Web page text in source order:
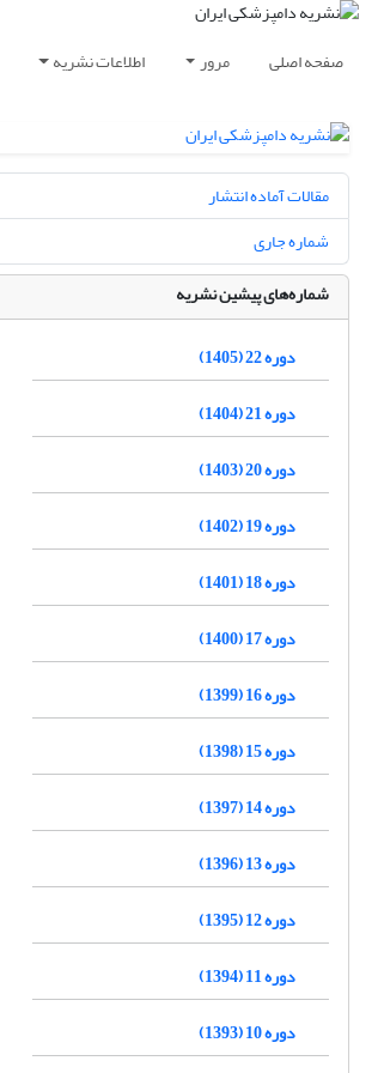
صفحه اصلی مرور اطلاعات نشریه
مقالات آماده انتشار
شماره جاری
شماره‌های پیشین نشریه
دوره 22 (1405)
دوره 21 (1404)
دوره 20 (1403)
دوره 19 (1402)
دوره 18 (1401)
دوره 17 (1400)
دوره 16 (1399)
دوره 15 (1398)
دوره 14 (1397)
دوره 13 (1396)
دوره 12 (1395)
دوره 11 (1394)
دوره 10 (1393)